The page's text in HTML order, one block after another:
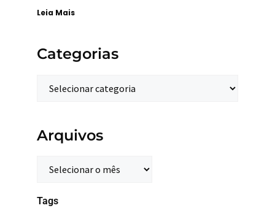
Leia Mais
Categorias
Arquivos
Tags